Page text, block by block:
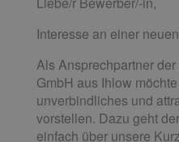
Interesse an einer
Als Ansprechpartner
GmbH aus Ihlow
unverbindliches und
vorstellen. Dazu geht
einfach über unsere